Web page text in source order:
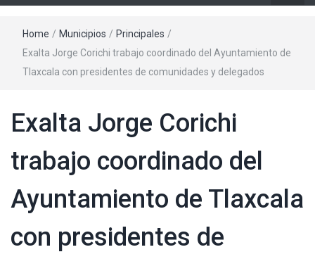
Home / Municipios / Principales /
Exalta Jorge Corichi trabajo coordinado del Ayuntamiento de
Tlaxcala con presidentes de comunidades y delegados
Exalta Jorge Corichi
trabajo coordinado del
Ayuntamiento de Tlaxcala
con presidentes de